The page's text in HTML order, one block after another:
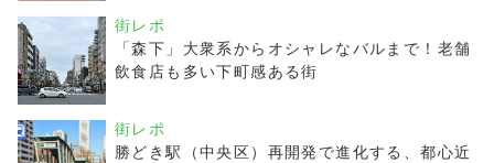
街レポ
「森下」大衆系からオシャレなバルまで！老舗
飲食店も多い下町感ある街
街レポ
勝どき駅（中央区）再開発で進化する、都心近